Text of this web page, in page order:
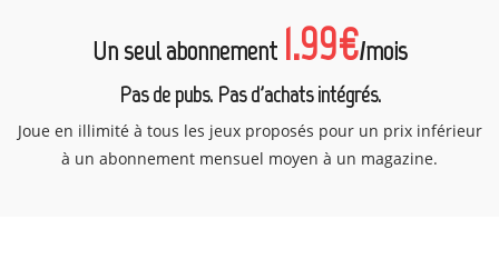
Un seul abonnement 1.99€/mois
Pas de pubs. Pas d'achats intégrés.
Joue en illimité à tous les jeux proposés pour un prix inférieur
à un abonnement mensuel moyen à un magazine.